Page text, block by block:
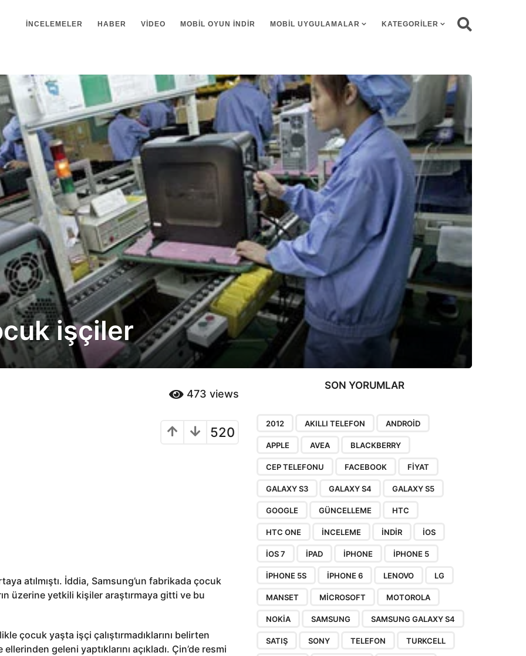
İNCELEMELER HABER VIDEO MOBIL OYUN INDIR MOBIL UYGULAMALAR KATEGORILER
işçiler
473 views
520
atılmıştı. İddia, Samsung’un fabrikada çocuk
üzerine yetkili kişiler araştırmaya gitti ve bu
çocuk yaşta işçi çalıştırmadıklarını belirten
geleni yaptıklarını açıkladı. Çin’de resmi
SON YORUMLAR
2012 AKILLI TELEFON ANDROID
APPLE AVEA BLACKBERRY
CEP TELEFONU FACEBOOK FIYAT
GALAXY S3 GALAXY S4 GALAXY S5
GOOGLE GÜNCELLEME HTC
HTC ONE INCELEME INDIR IOS
IOS 7 IPAD IPHONE IPHONE 5
IPHONE 5S IPHONE 6 LENOVO LG
MANSET MICROSOFT MOTOROLA
NOKIA SAMSUNG SAMSUNG GALAXY S4
SATIŞ SONY TELEFON TURKCELL